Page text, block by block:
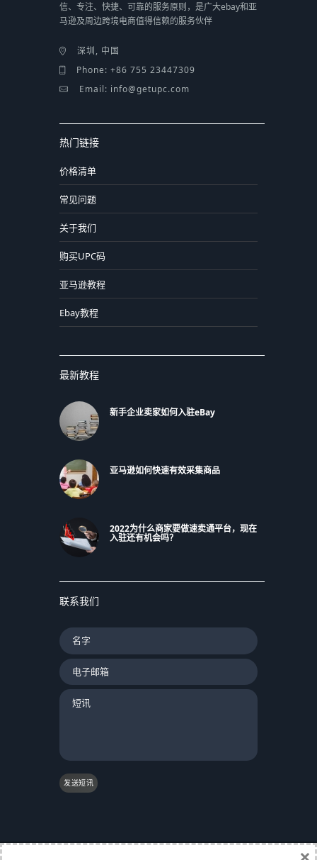
信、专注、快捷、可靠的服务原则，是广大ebay和亚
马逊及周边跨境电商值得信赖的服务伙伴
深圳, 中国
Phone: +86 755 23447309
Email: info@getupc.com
热门链接
价格清单
常见问题
关于我们
购买UPC码
亚马逊教程
Ebay教程
最新教程
新手企业卖家如何入驻eBay
亚马逊如何快速有效采集商品
2022为什么商家要做速卖通平台，现在
入驻还有机会吗？
联系我们
发送短讯